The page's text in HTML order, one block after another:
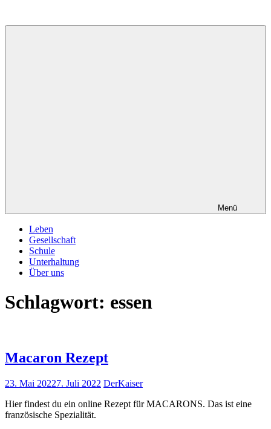
Menü
Leben
Gesellschaft
Schule
Unterhaltung
Über uns
Schlagwort: essen
Macaron Rezept
23. Mai 20227. Juli 2022 DerKaiser
Hier findest du ein online Rezept für MACARONS. Das ist eine
französische Spezialität.